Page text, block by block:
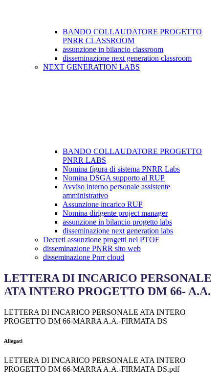
BANDO COLLAUDATORE PROGETTO
PNRR CLASSROOM
assunzione in bilancio classroom
disseminazione next generation classroom
NEXT GENERATION LABS
BANDO COLLAUDATORE PROGETTO
PNRR LABS
Nomina figura di sistema PNRR Labs
Nomina DSGA supporto al RUP
Avviso interno personale assistente
amministrativo
Assunzione incarico RUP
Nomina dirigente project manager
assunzione in bilancio progetto labs
disseminazione next generation labs
Decreti assunzione progetti nel PTOF
disseminazione PNRR sito web
disseminazione Pnrr cloud
LETTERA DI INCARICO PERSONALE
ATA INTERO PROGETTO DM 66- A.A.
LETTERA DI INCARICO PERSONALE ATA INTERO
PROGETTO DM 66-MARRA A.A.-FIRMATA DS
Allegati
LETTERA DI INCARICO PERSONALE ATA INTERO
PROGETTO DM 66-MARRA A.A.-FIRMATA DS.pdf